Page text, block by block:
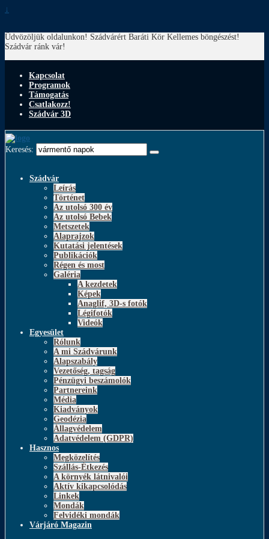
↓
Üdvözöljük oldalunkon! Szádvárért Baráti Kör Kellemes böngészést!
Szádvár ránk vár!
Kapcsolat
Programok
Támogatás
Csatlakozz!
Szádvár 3D
Keresés:
Szádvár
Leírás
Történet
Az utolsó 300 év
Az utolsó Bebek
Metszetek
Alaprajzok
Kutatási jelentések
Publikációk
Régen és most
Galéria
A kezdetek
Képek
Anaglif, 3D-s fotók
Légifotók
Videók
Egyesület
Rólunk
A mi Szádvárunk
Alapszabály
Vezetőség, tagság
Pénzügyi beszámolók
Partnereink
Média
Kiadványok
Geodézia
Állagvédelem
Adatvédelem (GDPR)
Hasznos
Megközelítés
Szállás-Étkezés
A környék látnivalói
Aktív kikapcsolódás
Linkek
Mondák
Felvidéki mondák
Várjáró Magazin